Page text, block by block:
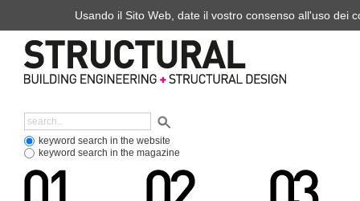
keyword search in the website
keyword search in the magazine
Usando il Sito Web, date il vostro consenso all'uso